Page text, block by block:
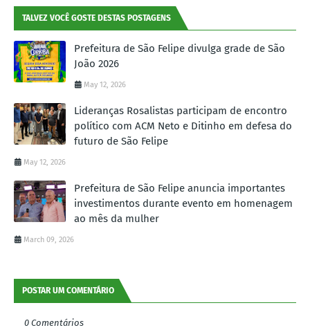
TALVEZ VOCÊ GOSTE DESTAS POSTAGENS
Prefeitura de São Felipe divulga grade de São
João 2026
May 12, 2026
Lideranças Rosalistas participam de encontro
político com ACM Neto e Ditinho em defesa do
futuro de São Felipe
May 12, 2026
Prefeitura de São Felipe anuncia importantes
investimentos durante evento em homenagem
ao mês da mulher
March 09, 2026
POSTAR UM COMENTÁRIO
0 Comentários